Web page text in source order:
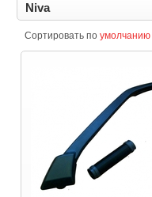
Niva
Сортировать по умолчанию